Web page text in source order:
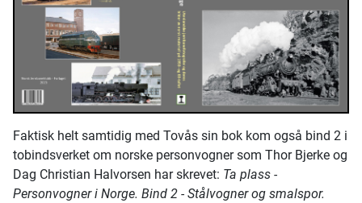
Faktisk helt samtidig med Tovås sin bok kom også bind 2 i
tobindsverket om norske personvogner som Thor Bjerke og
Dag Christian Halvorsen har skrevet: Ta plass -
Personvogner i Norge. Bind 2 - Stålvogner og smalspor.